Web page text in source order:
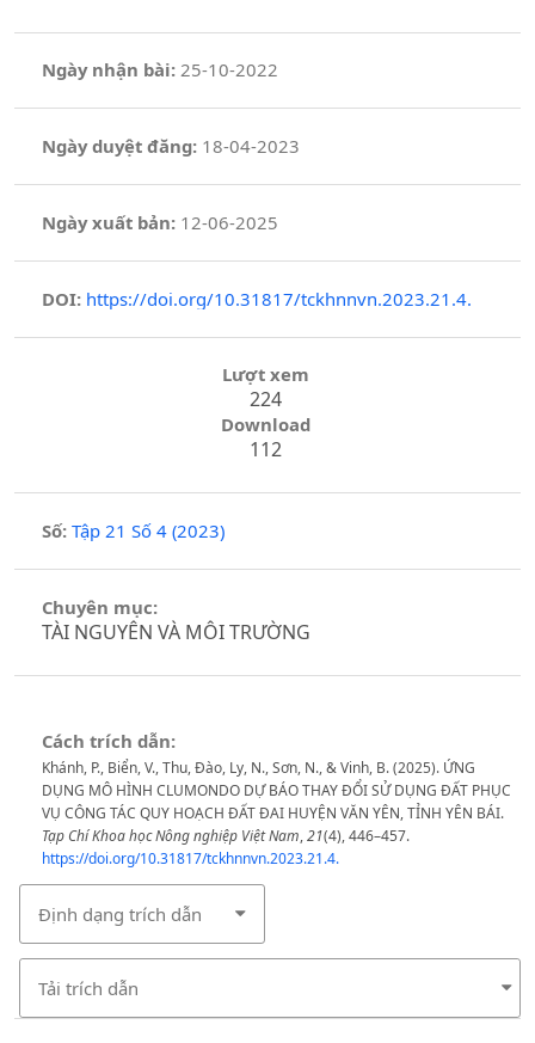
Ngày nhận bài: 25-10-2022
Ngày duyệt đăng:18-04-2023
Ngày xuất bản: 12-06-2025
DOI: https://doi.org/10.31817/tckhnnvn.2023.21.4.
Lượt xem
224
Download
112
Số: Tập 21 Số 4 (2023)
Chuyên mục:
TÀI NGUYÊN VÀ MÔI TRƯỜNG
Cách trích dẫn:
Khánh, P., Biển, V., Thu, Đào, Ly, N., Sơn, N., & Vinh, B. (2025). ỨNG
DỤNG MÔ HÌNH CLUMONDO DỰ BÁO THAY ĐỔI SỬ DỤNG ĐẤT PHỤC
VỤ CÔNG TÁC QUY HOẠCH ĐẤT ĐAI HUYỆN VĂN YÊN, TỈNH YÊN BÁI.
Tạp Chí Khoa học Nông nghiệp Việt Nam,21(4), 446–457.
https://doi.org/10.31817/tckhnnvn.2023.21.4.
Định dạng trích dẫn
Tải trích dẫn